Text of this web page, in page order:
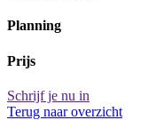
Planning
Prijs
Schrijf je nu in
Terug naar overzicht